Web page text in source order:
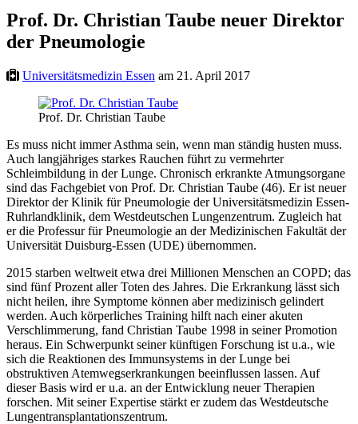
Prof. Dr. Christian Taube neuer Direktor
der Pneumologie
Universitätsmedizin Essen am 21. April 2017
Prof. Dr. Christian Taube
Es muss nicht immer Asthma sein, wenn man ständig husten muss.
Auch langjähriges starkes Rauchen führt zu vermehrter
Schleimbildung in der Lunge. Chronisch erkrankte Atmungsorgane
sind das Fachgebiet von Prof. Dr. Christian Taube (46). Er ist neuer
Direktor der Klinik für Pneumologie der Universitätsmedizin Essen-
Ruhrlandklinik, dem Westdeutschen Lungenzentrum. Zugleich hat
er die Professur für Pneumologie an der Medizinischen Fakultät der
Universität Duisburg-Essen (UDE) übernommen.
2015 starben weltweit etwa drei Millionen Menschen an COPD; das
sind fünf Prozent aller Toten des Jahres. Die Erkrankung lässt sich
nicht heilen, ihre Symptome können aber medizinisch gelindert
werden. Auch körperliches Training hilft nach einer akuten
Verschlimmerung, fand Christian Taube 1998 in seiner Promotion
heraus. Ein Schwerpunkt seiner künftigen Forschung ist u.a., wie
sich die Reaktionen des Immunsystems in der Lunge bei
obstruktiven Atemwegserkrankungen beeinflussen lassen. Auf
dieser Basis wird er u.a. an der Entwicklung neuer Therapien
forschen. Mit seiner Expertise stärkt er zudem das Westdeutsche
Lungentransplantationszentrum.